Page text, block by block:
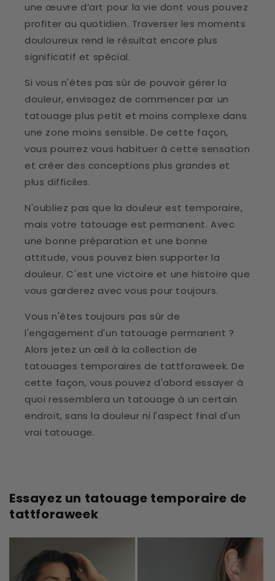
une œuvre d’art pour la vie dont vous pouvez
profiter au quotidien. Traverser les moments
douloureux rend le résultat encore plus
significatif et spécial.
Si vous n'êtes pas sûr de pouvoir gérer la
douleur, envisagez de commencer par un
tatouage plus petit et moins complexe dans
une zone moins sensible. De cette façon,
vous pourrez vous habituer à cette sensation
et créer des conceptions plus grandes et
plus difficiles.
N'oubliez pas que la douleur est temporaire,
mais votre tatouage est permanent. Avec
une bonne préparation et une bonne
attitude, vous pouvez bien supporter la
douleur. C'est une victoire et une histoire que
vous garderez avec vous pour toujours.
Vous n'êtes toujours pas sûr de
l'engagement d'un tatouage permanent ?
Alors jetez un œil à la collection de
tatouages ​​temporaires de tattforaweek. De
cette façon, vous pouvez d'abord essayer à
quoi ressemblera un tatouage à un certain
endroit, sans la douleur ni l'aspect final d'un
vrai tatouage.
Essayez un tatouage temporaire de
tattforaweek